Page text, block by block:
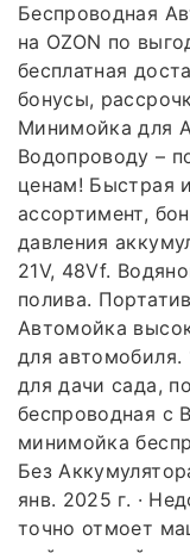
Беспроводная
на OZON по
бесплатная
бонусы,
Минимойка для
Водопроводу –
ценам! Быстрая
ассортимент,
давления
21V, 48Vf.
полива.
Автомойка
для автомобиля.
для дачи сада,
беспроводная с
минимойка
Без
янв. 2025 г. ·
точно отмоет